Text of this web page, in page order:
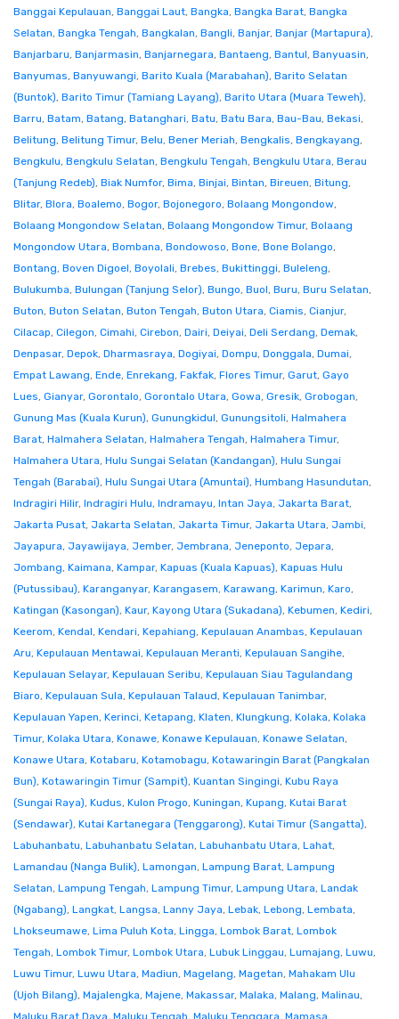
Banggai Kepulauan, Banggai Laut, Bangka, Bangka Barat, Bangka
Selatan, Bangka Tengah, Bangkalan, Bangli, Banjar, Banjar (Martapura),
Banjarbaru, Banjarmasin, Banjarnegara, Bantaeng, Bantul, Banyuasin,
Banyumas, Banyuwangi, Barito Kuala (Marabahan), Barito Selatan
(Buntok), Barito Timur (Tamiang Layang), Barito Utara (Muara Teweh),
Barru, Batam, Batang, Batanghari, Batu, Batu Bara, Bau-Bau, Bekasi,
Belitung, Belitung Timur, Belu, Bener Meriah, Bengkalis, Bengkayang,
Bengkulu, Bengkulu Selatan, Bengkulu Tengah, Bengkulu Utara, Berau
(Tanjung Redeb), Biak Numfor, Bima, Binjai, Bintan, Bireuen, Bitung,
Blitar, Blora, Boalemo, Bogor, Bojonegoro, Bolaang Mongondow,
Bolaang Mongondow Selatan, Bolaang Mongondow Timur, Bolaang
Mongondow Utara, Bombana, Bondowoso, Bone, Bone Bolango,
Bontang, Boven Digoel, Boyolali, Brebes, Bukittinggi, Buleleng,
Bulukumba, Bulungan (Tanjung Selor), Bungo, Buol, Buru, Buru Selatan,
Buton, Buton Selatan, Buton Tengah, Buton Utara, Ciamis, Cianjur,
Cilacap, Cilegon, Cimahi, Cirebon, Dairi, Deiyai, Deli Serdang, Demak,
Denpasar, Depok, Dharmasraya, Dogiyai, Dompu, Donggala, Dumai,
Empat Lawang, Ende, Enrekang, Fakfak, Flores Timur, Garut, Gayo
Lues, Gianyar, Gorontalo, Gorontalo Utara, Gowa, Gresik, Grobogan,
Gunung Mas (Kuala Kurun), Gunungkidul, Gunungsitoli, Halmahera
Barat, Halmahera Selatan, Halmahera Tengah, Halmahera Timur,
Halmahera Utara, Hulu Sungai Selatan (Kandangan), Hulu Sungai
Tengah (Barabai), Hulu Sungai Utara (Amuntai), Humbang Hasundutan,
Indragiri Hilir, Indragiri Hulu, Indramayu, Intan Jaya, Jakarta Barat,
Jakarta Pusat, Jakarta Selatan, Jakarta Timur, Jakarta Utara, Jambi,
Jayapura, Jayawijaya, Jember, Jembrana, Jeneponto, Jepara,
Jombang, Kaimana, Kampar, Kapuas (Kuala Kapuas), Kapuas Hulu
(Putussibau), Karanganyar, Karangasem, Karawang, Karimun, Karo,
Katingan (Kasongan), Kaur, Kayong Utara (Sukadana), Kebumen, Kediri,
Keerom, Kendal, Kendari, Kepahiang, Kepulauan Anambas, Kepulauan
Aru, Kepulauan Mentawai, Kepulauan Meranti, Kepulauan Sangihe,
Kepulauan Selayar, Kepulauan Seribu, Kepulauan Siau Tagulandang
Biaro, Kepulauan Sula, Kepulauan Talaud, Kepulauan Tanimbar,
Kepulauan Yapen, Kerinci, Ketapang, Klaten, Klungkung, Kolaka, Kolaka
Timur, Kolaka Utara, Konawe, Konawe Kepulauan, Konawe Selatan,
Konawe Utara, Kotabaru, Kotamobagu, Kotawaringin Barat (Pangkalan
Bun), Kotawaringin Timur (Sampit), Kuantan Singingi, Kubu Raya
(Sungai Raya), Kudus, Kulon Progo, Kuningan, Kupang, Kutai Barat
(Sendawar), Kutai Kartanegara (Tenggarong), Kutai Timur (Sangatta),
Labuhanbatu, Labuhanbatu Selatan, Labuhanbatu Utara, Lahat,
Lamandau (Nanga Bulik), Lamongan, Lampung Barat, Lampung
Selatan, Lampung Tengah, Lampung Timur, Lampung Utara, Landak
(Ngabang), Langkat, Langsa, Lanny Jaya, Lebak, Lebong, Lembata,
Lhokseumawe, Lima Puluh Kota, Lingga, Lombok Barat, Lombok
Tengah, Lombok Timur, Lombok Utara, Lubuk Linggau, Lumajang, Luwu,
Luwu Timur, Luwu Utara, Madiun, Magelang, Magetan, Mahakam Ulu
(Ujoh Bilang), Majalengka, Majene, Makassar, Malaka, Malang, Malinau,
Maluku Barat Daya, Maluku Tengah, Maluku Tenggara, Mamasa,